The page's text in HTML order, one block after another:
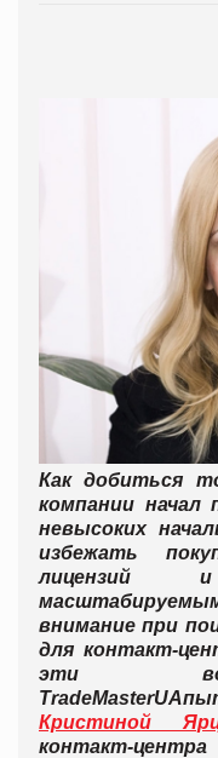
Как добиться
компании начал
невысоких
избежать
лицензий
внимание при
для контакт-
эти
TradeMasterUA
Кристиной
контакт-